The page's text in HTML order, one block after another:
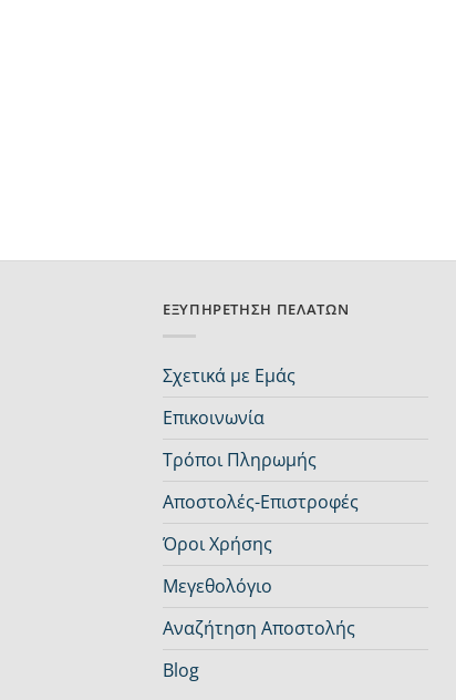
ΕΞΥΠΗΡΈΤΗΣΗ ΠΕΛΑΤΏΝ
Σχετικά με Εμάς
Επικοινωνία
Τρόποι Πληρωμής
Αποστολές-Επιστροφές
Όροι Χρήσης
Μεγεθολόγιο
Αναζήτηση Αποστολής
Blog